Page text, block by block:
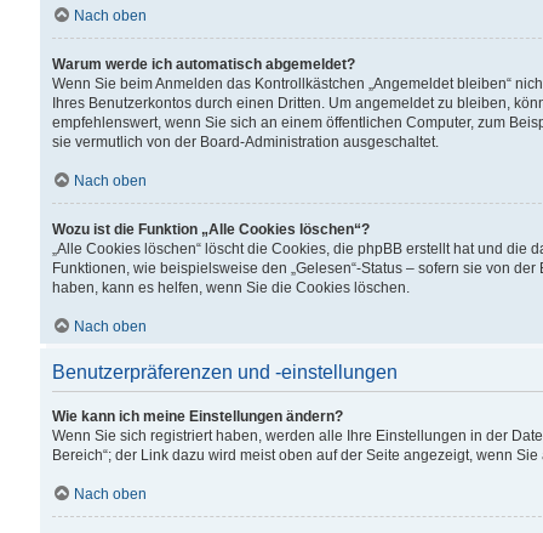
Nach oben
Warum werde ich automatisch abgemeldet?
Wenn Sie beim Anmelden das Kontrollkästchen „Angemeldet bleiben“
Ihres Benutzerkontos durch einen Dritten. Um angemeldet zu bleiben,
empfehlenswert, wenn Sie sich an einem öffentlichen Computer, zum
sie vermutlich von der Board-Administration ausgeschaltet.
Nach oben
Wozu ist die Funktion „Alle Cookies löschen“?
„Alle Cookies löschen“ löscht die Cookies, die phpBB erstellt hat und
Funktionen, wie beispielsweise den „Gelesen“-Status – sofern sie von
haben, kann es helfen, wenn Sie die Cookies löschen.
Nach oben
Benutzerpräferenzen und -einstellungen
Wie kann ich meine Einstellungen ändern?
Wenn Sie sich registriert haben, werden alle Ihre Einstellungen in der
Bereich“; der Link dazu wird meist oben auf der Seite angezeigt, wenn
Nach oben